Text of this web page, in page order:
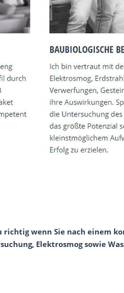
richtig wenn Sie nach einem
Elektrosmog sowie